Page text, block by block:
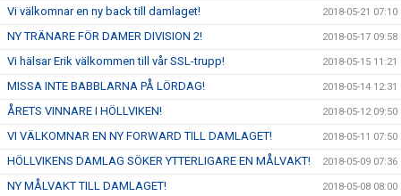
Vi välkomnar en ny back till damlaget! 2018-05-21 07:10
NY TRÄNARE FÖR DAMER DIVISION 2! 2018-05-17 09:58
Vi hälsar Erik välkommen till vår SSL-trupp! 2018-05-15 11:21
MISSA INTE BABBLARNA PÅ LÖRDAG! 2018-05-14 12:31
ÅRETS VINNARE I HÖLLVIKEN! 2018-05-12 09:50
VI VÄLKOMNAR EN NY FORWARD TILL DAMLAGET! 2018-05-11 07:50
HÖLLVIKENS DAMLAG SÖKER YTTERLIGARE EN MÅLVAKT! 2018-05-09 07:36
NY MÅLVAKT TILL DAMLAGET! 2018-05-08 08:00